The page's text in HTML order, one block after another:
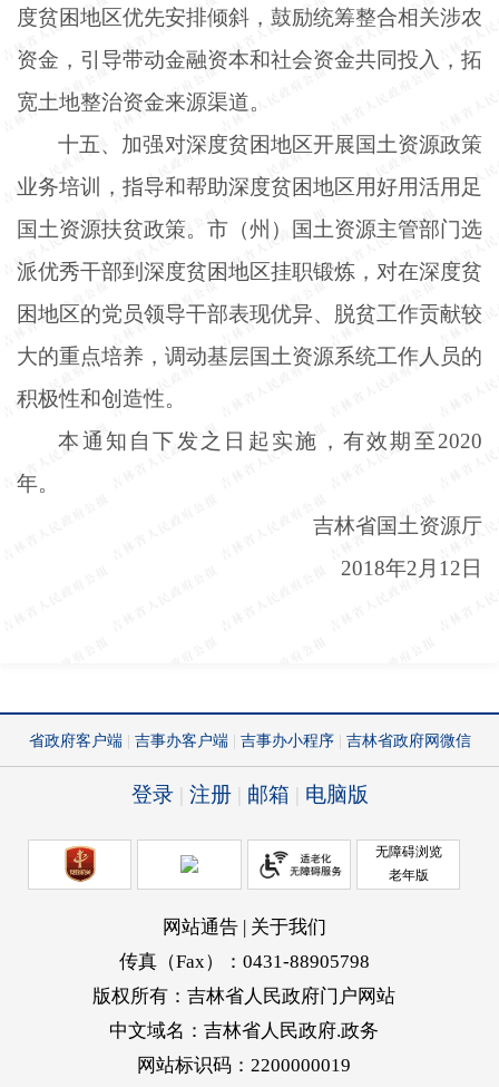
度贫困地区优先安排倾斜，鼓励统筹整合相关涉农
资金，引导带动金融资本和社会资金共同投入，拓
宽土地整治资金来源渠道。
十五、加强对深度贫困地区开展国土资源政策
业务培训，指导和帮助深度贫困地区用好用活用足
国土资源扶贫政策。市（州）国土资源主管部门选
派优秀干部到深度贫困地区挂职锻炼，对在深度贫
困地区的党员领导干部表现优异、脱贫工作贡献较
大的重点培养，调动基层国土资源系统工作人员的
积极性和创造性。
本通知自下发之日起实施，有效期至2020
年。
吉林省国土资源厅
2018年2月12日